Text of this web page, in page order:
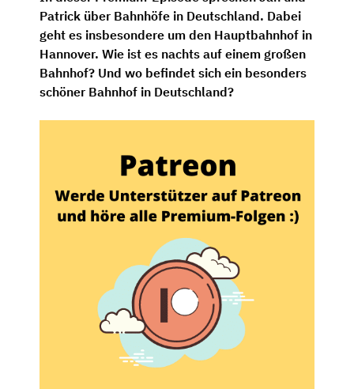
Patrick über Bahnhöfe in Deutschland. Dabei
geht es insbesondere um den Hauptbahnhof in
Hannover. Wie ist es nachts auf einem großen
Bahnhof? Und wo befindet sich ein besonders
schöner Bahnhof in Deutschland?